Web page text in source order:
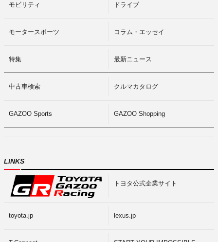
モビリティ ドライブ
モータースポーツ コラム・エッセイ
特集 最新ニュース
中古車検索 クルマカタログ
GAZOO Sports GAZOO Shopping
LINKS
トヨタ公式企業サイト
toyota.jp lexus.jp